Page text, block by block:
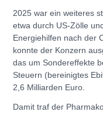
2025 war ein weiteres
etwa durch US-Zölle
Energiehilfen nach der
konnte der Konzern
das um Sondereffekte
Steuern (bereinigtes
2,6 Milliarden Euro.
Damit traf der